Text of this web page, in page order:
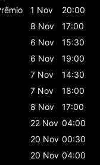
1 Nov
20:00
8 Nov
17:00
6 Nov
15:30
6 Nov
19:00
7 Nov
14:30
7 Nov
18:00
8 Nov
17:00
22 Nov 04:00
20 Nov 00:30
20 Nov 04:00